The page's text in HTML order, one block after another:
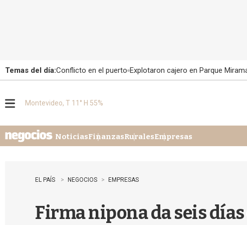
Temas del día:Conflicto en el puerto Explotaron cajero en Parque
u
Montevideo, T 11° H 55%
NoticiasFinanzasRuralesEmpresas
EL PAÍS NEGOCIOS EMPRESAS
Firma nipona da seis